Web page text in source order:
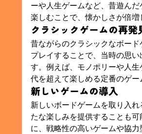
ーや人生ゲームなど、昔遊ん
楽しむことで、懐かしさが倍増
クラシックゲームの再発
昔ながらのクラシックなボー
プレイすることで、当時の思い
す。例えば、モノポリーや人
代を超えて楽しめる定番のゲー
新しいゲームの導入
新しいボードゲームを取り入
たな楽しみを提供することも
に、戦略性の高いゲームや協力